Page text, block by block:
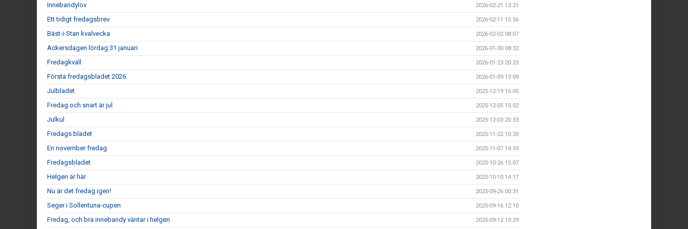
Innebandylov 2026-02-21 13:21
Ett tidigt fredagsbrev 2026-02-11 15:56
Bäst-i-Stan kvalvecka 2026-02-02 08:07
Ackersdagen lördag 31 januari 2026-01-30 08:32
Fredagkväll 2026-01-23 20:23
Första fredagsbladet 2026 2026-01-09 13:09
Julbladet 2025-12-19 15:05
Fredag och snart är jul 2025-12-05 15:02
Julkul 2025-12-03 20:33
Fredags bladet 2025-11-22 10:20
En november fredag 2025-11-07 14:59
Fredagsbladet 2025-10-26 15:07
Helgen är här 2025-10-10 14:17
Nu är det fredag igen! 2025-09-26 00:31
Seger i Sollentuna-cupen 2025-09-16 12:10
Fredag, och bra innebandy väntar i helgen 2025-09-12 13:29